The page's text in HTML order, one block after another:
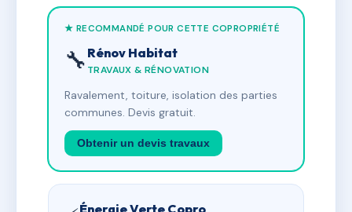
★ RECOMMANDÉ POUR CETTE COPROPRIÉTÉ
🔧 Rénov Habitat
TRAVAUX & RÉNOVATION
Ravalement, toiture, isolation des parties
communes. Devis gratuit.
Obtenir un devis travaux
Énergie Verte Copro